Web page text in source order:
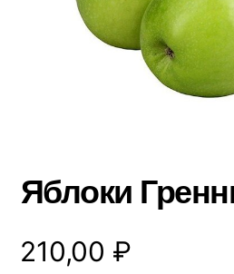
Яблоки
210,00 ₽